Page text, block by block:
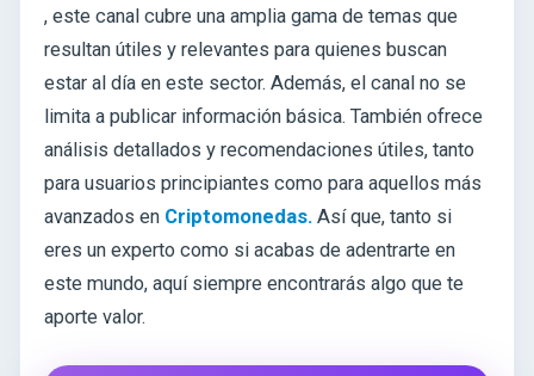
, este canal cubre una amplia gama de temas que
resultan útiles y relevantes para quienes buscan
estar al día en este sector. Además, el canal no se
limita a publicar información básica. También ofrece
análisis detallados y recomendaciones útiles, tanto
para usuarios principiantes como para aquellos más
avanzados en Criptomonedas. Así que, tanto si
eres un experto como si acabas de adentrarte en
este mundo, aquí siempre encontrarás algo que te
aporte valor.